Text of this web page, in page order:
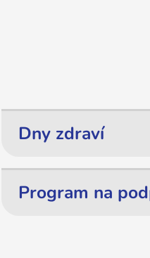
Dny zdraví
Program na